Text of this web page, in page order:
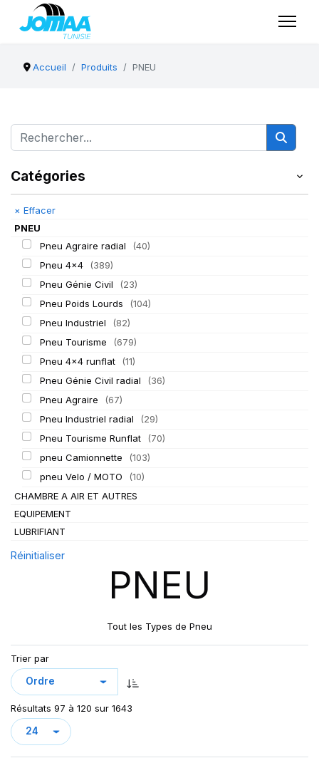
Accueil Produits PNEU
Catégories
× Effacer
PNEU
Pneu Agraire radial
(40)
Pneu 4x4
(389)
Pneu Génie Civil
(23)
Pneu Poids Lourds
(104)
Pneu Industriel
(82)
Pneu Tourisme
(679)
Pneu 4x4 runflat
(11)
Pneu Génie Civil radial
(36)
Pneu Agraire
(67)
Pneu Industriel radial
(29)
Pneu Tourisme Runflat
(70)
pneu Camionnette
(103)
pneu Velo / MOTO
(10)
CHAMBRE A AIR ET AUTRES
EQUIPEMENT
LUBRIFIANT
Réinitialiser
PNEU
Tout les Types de Pneu
Trier par
Résultats 97 à 120 sur 1643